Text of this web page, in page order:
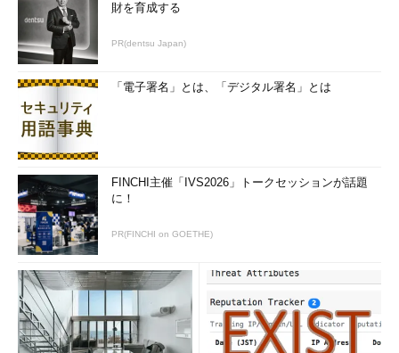
財を育成する
PR(dentsu Japan)
「電子署名」とは、「デジタル署名」とは
FINCHI主催「IVS2026」トークセッションが話題
に！
PR(FINCHI on GOETHE)